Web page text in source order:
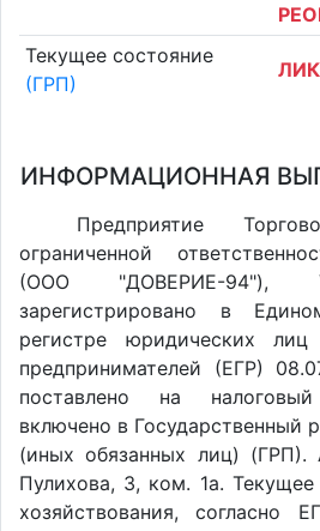
Текущее состояние
(ГРП)
ИНФОРМАЦИОННАЯ
Предприятие
ограниченной
(ООО "ДОВЕРИЕ-94"),
зарегистрировано в
регистре юридических
предпринимателей (ЕГР)
поставлено на
включено в Государственный
(иных обязанных лиц) (ГРП).
Пулихова, 3, ком. 1а. Текущее
хозяйствования, согласно